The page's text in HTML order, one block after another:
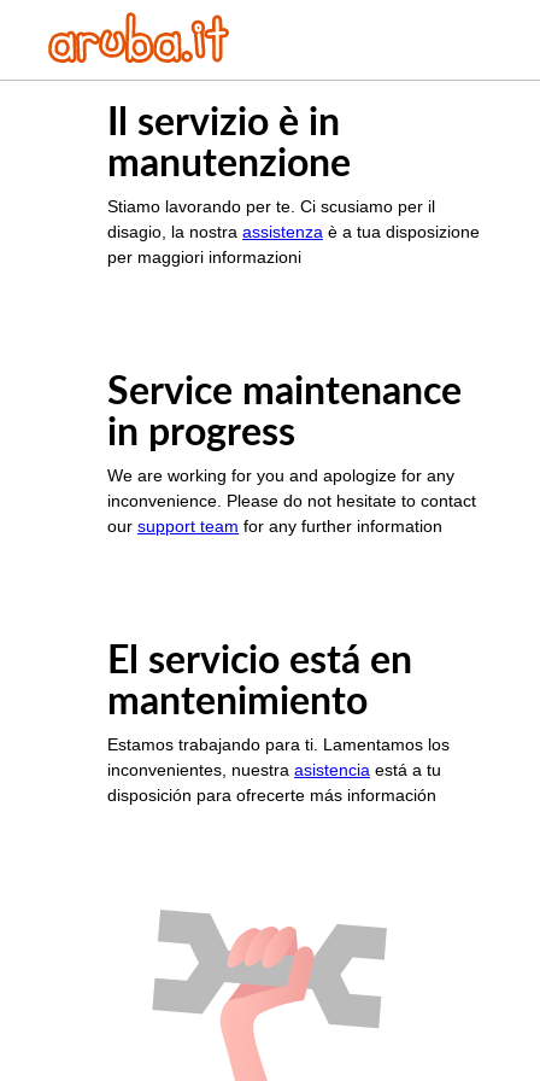
Il servizio è in
manutenzione
Stiamo lavorando per te. Ci scusiamo per il
disagio, la nostra assistenza è a tua disposizione
per maggiori informazioni
Service maintenance
in progress
We are working for you and apologize for any
inconvenience. Please do not hesitate to contact
our support team for any further information
El servicio está en
mantenimiento
Estamos trabajando para ti. Lamentamos los
inconvenientes, nuestra asistencia está a tu
disposición para ofrecerte más información